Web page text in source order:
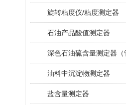
旋转粘度仪/粘度测定器
石油产品酸值测定器
油料中沉淀物测定器
盐含量测定器